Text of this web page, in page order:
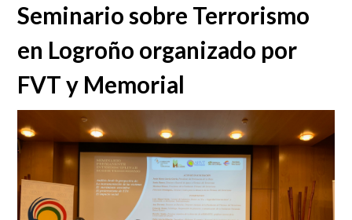
Seminario sobre Terrorismo
en Logroño organizado por
FVT y Memorial